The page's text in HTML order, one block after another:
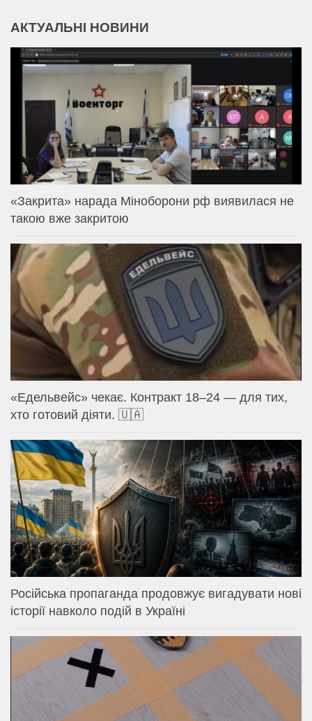
АКТУАЛЬНІ НОВИНИ
«Закрита» нарада Міноборони рф виявилася не
такою вже закритою
«Едельвейс» чекає. Контракт 18–24 — для тих,
хто готовий діяти. 🇺🇦
Російська пропаганда продовжує вигадувати нові
історії навколо подій в Україні